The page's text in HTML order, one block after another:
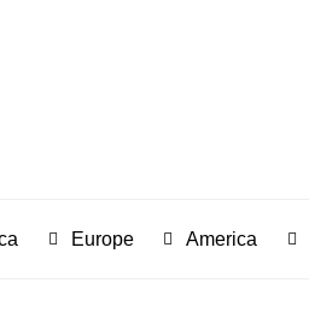
Europe America